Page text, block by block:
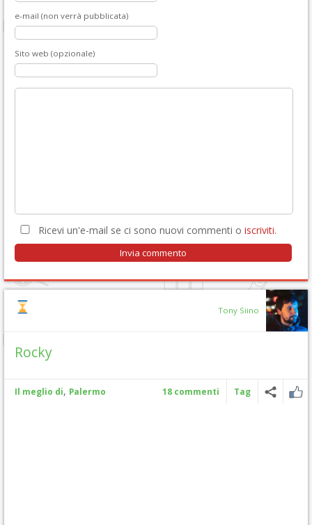
e-mail (non verrà pubblicata)
Sito web (opzionale)
Ricevi un'e-mail se ci sono nuovi commenti o iscriviti.
Tony Siino
Rocky
Il meglio di, Palermo 18 commenti Tag